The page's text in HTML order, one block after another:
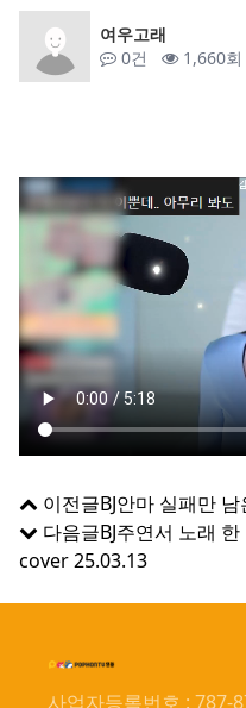
작성자
여우고래
댓글0건 조회1,660회
이전글BJ안마 실패만
다음글BJ주연서 노래
cover25.03.13
사업자등록번호 : 787-